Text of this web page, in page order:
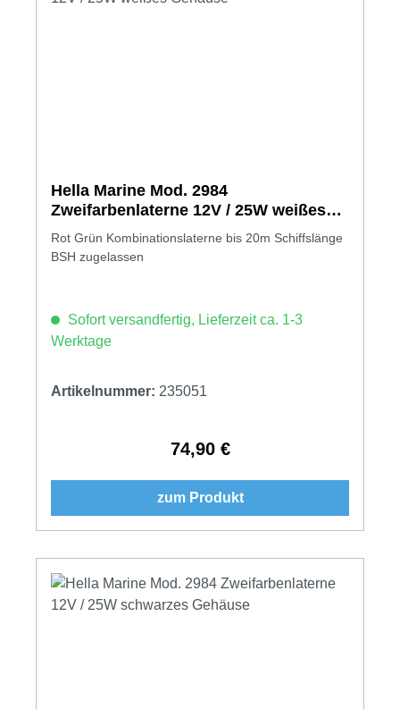
Hella Marine Mod. 2984
Zweifarbenlaterne 12V / 25W weißes
Gehäuse
Rot Grün Kombinationslaterne bis 20m Schiffslänge
BSH zugelassen
Sofort versandfertig, Lieferzeit ca. 1-3
Werktage
Artikelnummer: 235051
Regulärer Preis:
74,90 €
zum Produkt